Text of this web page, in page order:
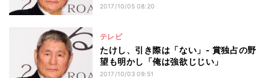
2017/10/05 08:20
テレビ
たけし、引き際は「ない」- 賞独占の野
望も明かし「俺は強欲じじい」
2017/10/03 09:51